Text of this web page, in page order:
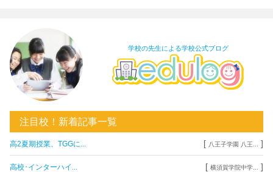
学校の先生による学校公式ブログ
注目校！新着記事一覧
高2夏期授業、TGGに... [ 八王子学園 八王... ]
高校･インターハイ... [ 横須賀学院中学... ]